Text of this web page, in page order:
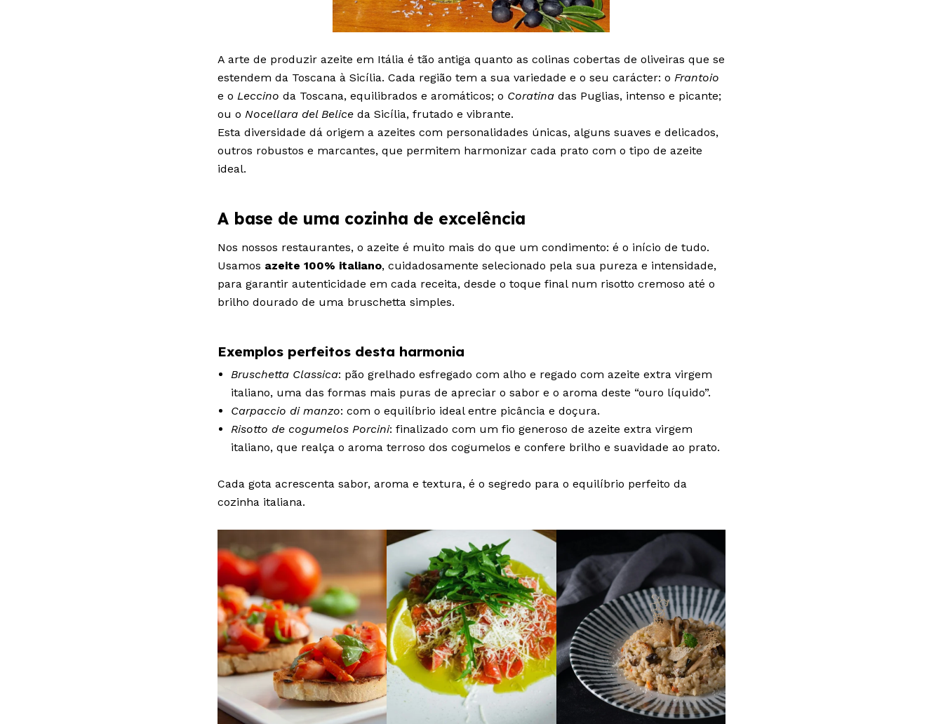
A arte de produzir azeite em Itália é tão antiga quanto as colinas cobertas de oliveiras que se
estendem da Toscana à Sicília. Cada região tem a sua variedade e o seu carácter: o Frantoio
e o Leccino da Toscana, equilibrados e aromáticos; o Coratinadas Puglias, intenso e picante;
ou o Nocellara del Beliceda Sicília, frutado e vibrante.
Esta diversidade dá origem a azeites com personalidades únicas, alguns suaves e delicados,
outros robustos e marcantes, que permitem harmonizar cada prato com o tipo de azeite
ideal.
A base de uma cozinha de excelência
Nos nossos restaurantes, o azeite é muito mais do que um condimento: é o início de tudo.
Usamos azeite 100% italiano, cuidadosamente selecionado pela sua pureza e intensidade,
para garantir autenticidade em cada receita, desde o toque final num risotto cremoso até o
brilho dourado de uma bruschetta simples.
Exemplos perfeitos desta harmonia
Bruschetta Classica: pão grelhado esfregado com alho e regado com azeite extra virgem
italiano, uma das formas mais puras de apreciar o sabor e o aroma deste “ouro líquido”.
Carpaccio di manzo: com o equilíbrio ideal entre picância e doçura.
Risotto de cogumelos Porcini: finalizado com um fio generoso de azeite extra virgem
italiano, que realça o aroma terroso dos cogumelos e confere brilho e suavidade ao prato.
Cada gota acrescenta sabor, aroma e textura, é o segredo para o equilíbrio perfeito da
cozinha italiana.